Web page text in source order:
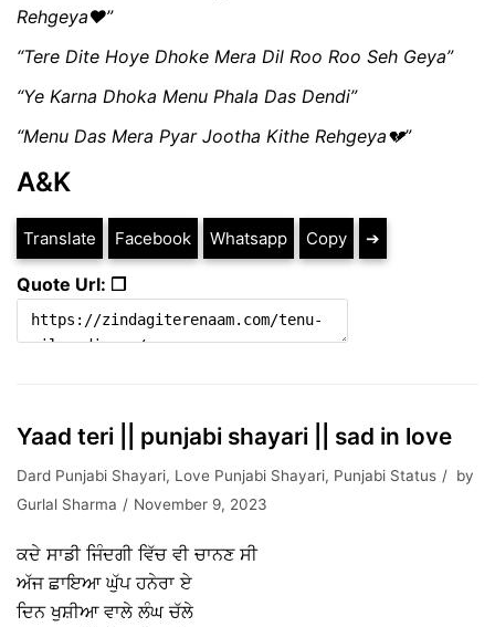
Rehgeya❤”
“Tere Dite Hoye Dhoke Mera Dil Roo Roo Seh Geya”
“Ye Karna Dhoka Menu Phala Das Dendi”
“Menu Das Mera Pyar Jootha Kithe Rehgeya💔”
A&K
Translate Facebook Whatsapp Copy ➔
Quote Url: ❐
Yaad teri || punjabi shayari || sad in love
Dard Punjabi Shayari, Love Punjabi Shayari, Punjabi Status
by
Gurlal Sharma
November 9, 2023
ਕਦੇ ਸਾਡੀ ਜਿੰਦਗੀ ਵਿੱਚ ਵੀ ਚਾਨਣ ਸੀ
ਅੱਜ ਛਾਇਆ ਘੁੱਪ ਹਨੇਰਾ ਏ
ਦਿਨ ਖੁਸ਼ੀਆ ਵਾਲੇ ਲੰਘ ਚੱਲੇ